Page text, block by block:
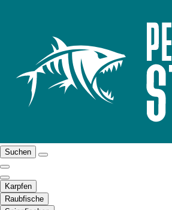
Suchen
Karpfen
Raubfische